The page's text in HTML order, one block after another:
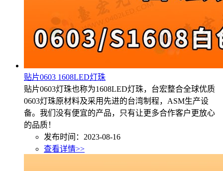
贴片0603 1608LED灯珠
贴片0603灯珠也称为1608LED灯珠，台宏整合全球优质
0603灯珠原材料及采用先进的台湾制程，ASM生产设
备。我们没有便宜的产品，只有让更多合作客户更放心
的品质！
发布时间：2023-08-16
查看详情>>